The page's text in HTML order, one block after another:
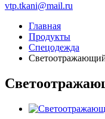
vtp.tkani@mail.ru
Главная
Продукты
Спецодежда